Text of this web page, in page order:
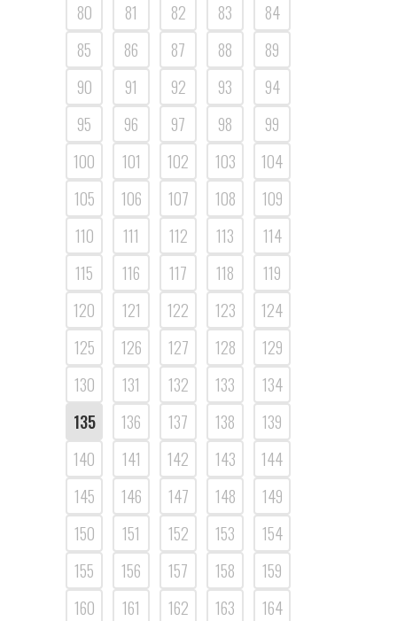
80
81 82 83
84
85
86 87 88
89
90
91 92 93
94
95
96 97 98
99
100
101 102 103
104
105
106 107 108
109
110
111 112 113
114
115
116 117 118
119
120
121 122 123
124
125
126 127 128
129
130
131 132 133
134
135
136 137 138
139
140
141 142 143
144
145
146 147 148
149
150
151 152 153
154
155
156 157 158
159
160
161 162 163
164